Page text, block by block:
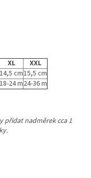
cm
XL
XXL
14,5 cm15,5 cm
18-24 m24-36 m
přidat nadměrek cca 1